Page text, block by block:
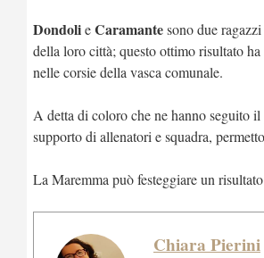
DondolieCaramantesono due
della loro città; questo ottimo risultato
nelle corsie della vasca comunale.
A detta di coloro che ne hanno seguito
supporto di allenatori e squadra,
La Maremma può festeggiare un
Chiara Pierini